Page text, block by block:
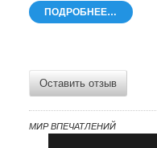
ПОДРОБНЕЕ…
Оставить отзыв
МИР ВПЕЧАТЛЕНИЙ